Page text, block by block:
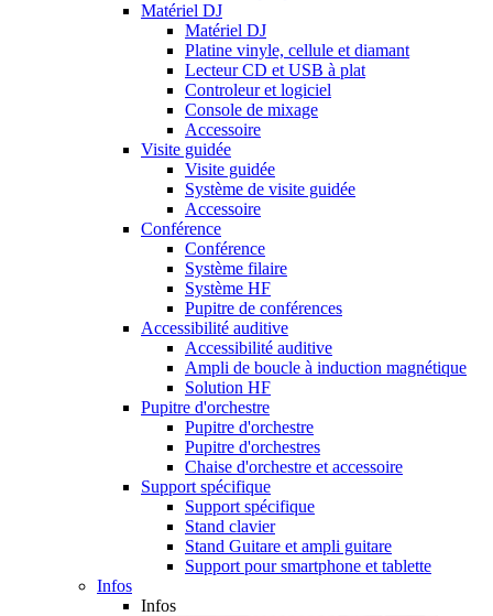
Matériel DJ
Matériel DJ
Platine vinyle, cellule et diamant
Lecteur CD et USB à plat
Controleur et logiciel
Console de mixage
Accessoire
Visite guidée
Visite guidée
Système de visite guidée
Accessoire
Conférence
Conférence
Système filaire
Système HF
Pupitre de conférences
Accessibilité auditive
Accessibilité auditive
Ampli de boucle à induction magnétique
Solution HF
Pupitre d'orchestre
Pupitre d'orchestre
Pupitre d'orchestres
Chaise d'orchestre et accessoire
Support spécifique
Support spécifique
Stand clavier
Stand Guitare et ampli guitare
Support pour smartphone et tablette
Infos
Infos